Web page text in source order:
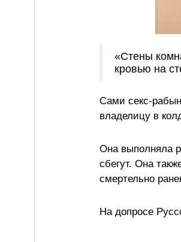
«Стены
кровью на
Сами секс-
владелицу в
Она выполняла
сбегут. Она
смертельно
На допросе